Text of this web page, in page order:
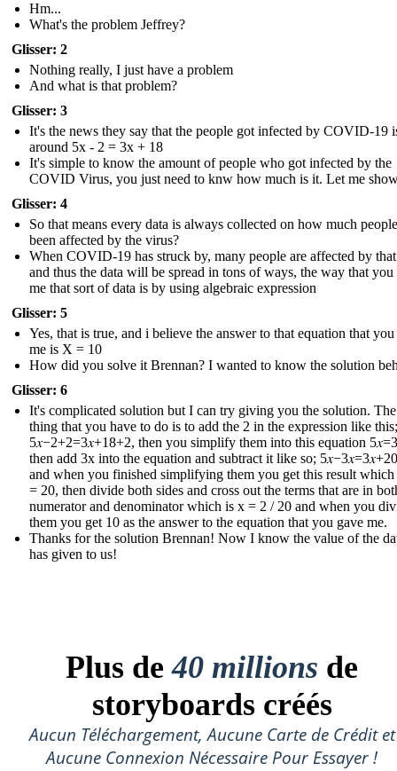
Hm...
What's the problem Jeffrey?
Glisser: 2
Nothing really, I just have a problem
And what is that problem?
Glisser: 3
It's the news they say that the people got infected by COVID-19
around 5x - 2 = 3x + 18
It's simple to know the amount of people who got infected by the
COVID Virus, you just need to knw how much is it. Let me
Glisser: 4
So that means every data is always collected on how much
been affected by the virus?
When COVID-19 has struck by, many people are affected by
and thus the data will be spread in tons of ways, the way that you
me that sort of data is by using algebraic expression
Glisser: 5
Yes, that is true, and i believe the answer to that equation that you
me is X = 10
How did you solve it Brennan? I wanted to know the solution
Glisser: 6
It's complicated solution but I can try giving you the solution.
thing that you have to do is to add the 2 in the expression like this;
5𝑥−2+2=3𝑥+18+2 , then you simplify them into this equation
then add 3x into the equation and subtract it like so;
and when you finished simplifying them you get this result which
= 20, then divide both sides and cross out the terms that are in
numerator and denominator which is x = 2 / 20 and when you
them you get 10 as the answer to the equation that you gave me.
Thanks for the solution Brennan! Now I know the value of the
has given to us !
Plus de40 millions de
storyboards créés
Aucun Téléchargement, Aucune Carte de Crédit et
Aucune Connexion Nécessaire Pour Essayer !